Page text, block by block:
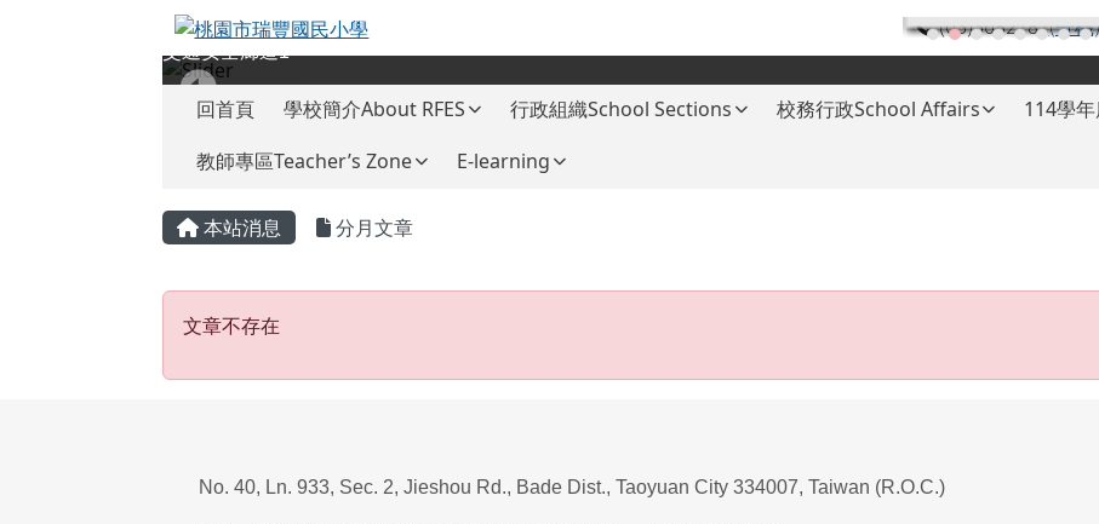
桃園市瑞豐國民小學 (03)3682787(分機)
交通安全廊道1
回首頁 學校簡介About RFES 行政組織School Sections 校務行政School Affairs
114學
教師專區Teacher’s Zone
E-learning
主內容區域
本站消息 分月文章
文章不存在
文章不存在
No. 40, Ln. 933, Sec. 2, Jieshou Rd., Bade Dist., Taoyuan City 334007, Taiwan (R.O.C.)